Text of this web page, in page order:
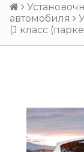
автомобиля
(J класс